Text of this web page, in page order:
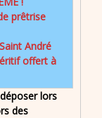
prêtrise
André
offert à
lors
des